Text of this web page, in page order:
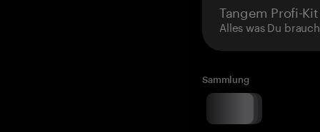
Tangem Profi-Kit
Alles was Du
Sammlung